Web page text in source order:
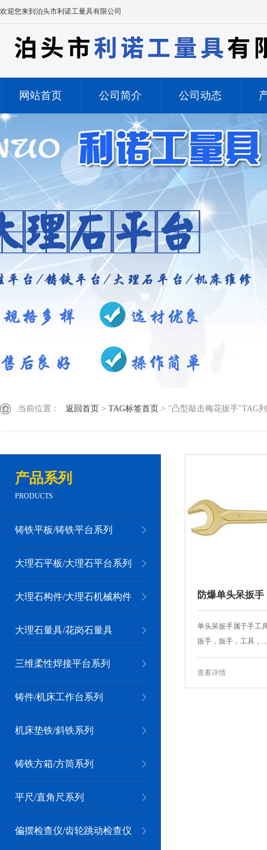
欢迎您来到泊头市利诺工量具有限公司
网站首页 公司简介 公司动态
当前位置： 返回首页 > TAG标签首页 > "凸型敲击梅花扳手"TAG
产品系列
PRODUCTS
铸铁平板/铸铁平台系列
大理石平板/大理石平台系列
大理石构件/大理石机械构件
大理石量具/花岗石量具
三维柔性焊接平台系列
铸件/机床工作台系列
机床垫铁/斜铁系列
铸铁方箱/方筒系列
平尺/直角尺系列
偏摆检查仪/齿轮跳动检查仪
防爆单头呆扳手
单头呆扳手属于手工
扳手，扳手，工具，...
查看详情